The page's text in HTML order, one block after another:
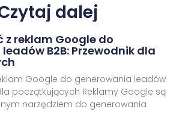
dalej
z reklam Google do
B2B: Przewodnik dla
Google do generowania leadów
początkujących Reklamy Google są
narzędziem do generowania